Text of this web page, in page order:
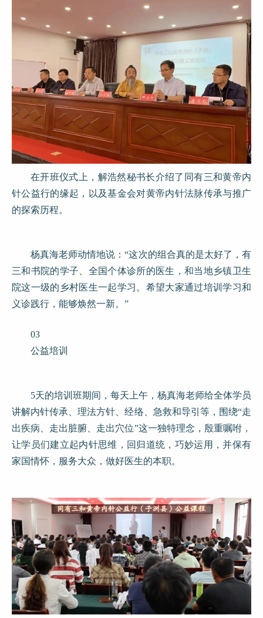
在开班仪式上，解浩然秘书长介绍了同有三和黄帝内
针公益行的缘起，以及基金会对黄帝内针法脉传承与推广
的探索历程。
杨真海老师动情地说：“这次的组合真的是太好了，有
三和书院的学子、全国个体诊所的医生，和当地乡镇卫生
院这一级的乡村医生一起学习。希望大家通过培训学习和
义诊践行，能够焕然一新。”
03
公益培训
5天的培训班期间，每天上午，杨真海老师给全体学员
讲解内针传承、理法方针、经络、急救和导引等，围绕“走
出疾病、走出脏腑、走出穴位”这一独特理念，殷重嘱咐，
让学员们建立起内针思维，回归道统，巧妙运用，并保有
家国情怀，服务大众，做好医生的本职。